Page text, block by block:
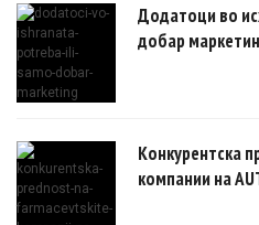
Додатоци во
добар
Конкурентска
компании на